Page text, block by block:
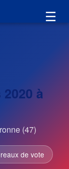
☰
à
(47)
de vote